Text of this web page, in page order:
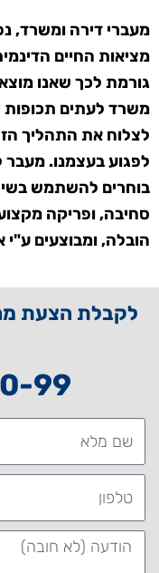
מעברי דירה ומשרד,
מציאות החיים
גורמת לכך שאנו
משרד לעתים תכופות
לצלוח את התהליך
לפגוע בעצמנו. מעבר
בוחרים להשתמש
סחיבה, ופריקה
הובלה, ומבוצעים ע"י
לקבלת הצעת
99